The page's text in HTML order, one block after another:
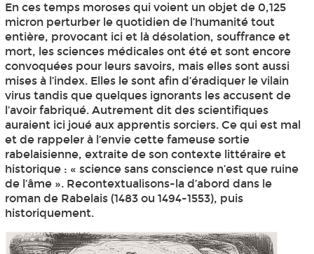
En ces temps moroses qui voient un objet de 0,125
micron perturber le quotidien de l’humanité tout
entière, provocant ici et là désolation, souffrance et
mort, les sciences médicales ont été et sont encore
convoquées pour leurs savoirs, mais elles sont aussi
mises à l’index. Elles le sont afin d’éradiquer le vilain
virus tandis que quelques ignorants les accusent de
l’avoir fabriqué. Autrement dit des scientifiques
auraient ici joué aux apprentis sorciers. Ce qui est mal
et de rappeler à l’envie cette fameuse sortie
rabelaisienne, extraite de son contexte littéraire et
historique : « science sans conscience n’est que ruine
de l’âme ». Recontextualisons-la d’abord dans le
roman de Rabelais (1483 ou 1494-1553), puis
historiquement.